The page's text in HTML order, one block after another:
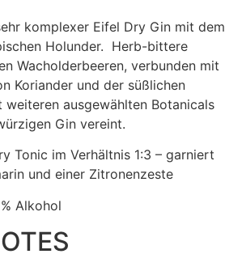
komplexer Eifel Dry Gin mit dem
Holunder. Herb-bittere
Wacholderbeeren, verbunden mit
Koriander und der süßlichen
ausgewählten Botanicals
Gin vereint.
Tonic im Verhältnis 1:3 – garniert
und einer Zitronenzeste
Alkohol